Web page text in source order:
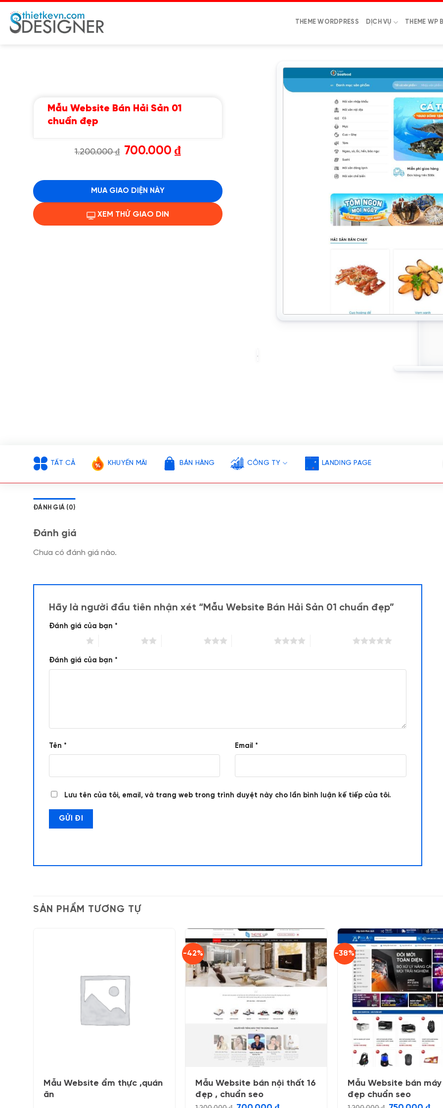
đến
nội
THEME WORDPRESS DỊCH VỤ THEME WP
Mẫu Website Bán Hải Sản 01
chuẩn đẹp
1.200.000₫
Giá
gốc
700.000₫Giá
hiện
700.000 ₫.
MUA GIAO DIỆN NÀY
XEM THỬ GIAO DIN
TẤT CẢ KHUYẾN MÃI BÁN HÀNG CÔNG TY LANDING PAGE
ĐÁNH GIÁ (0)
Đánh giá
Chưa có đánh giá nào.
Hãy là người đầu tiên nhận xét “Mẫu Website Bán Hải Sản 01 chuẩn đẹp”
Đánh giá của bạn *
Đánh giá của bạn *
Tên * Email *
Lưu tên của tôi, email, và trang web trong trình duyệt này cho lần bình luận kế tiếp của tôi.
SẢN PHẨM TƯƠNG TỰ
Mẫu Website ẩm thực ,quán
ăn
-42%
Mẫu Website bán nội thất 16
đẹp , chuẩn seo
Giá
Giá
-38%
Mẫu Website bán
đẹp chuẩn seo
Giá
Giá